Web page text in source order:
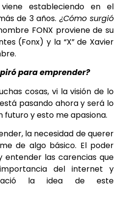
estableciendo en el
de 3 años. ¿Cómo surgió
FONX proviene de su
(Fonx) y la “X” de Xavier
para emprender?
cosas, vi la visión de lo
pasando ahora y será lo
futuro y esto me apasiona.
la necesidad de querer
de algo básico. El poder
entender las carencias que
del internet y
la idea de este